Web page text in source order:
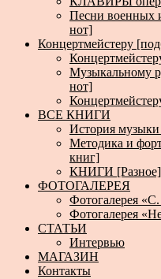
Песни военных
нот]
Концертмейстеру
Музыкальному
нот]
ВСЕ КНИГИ
История
Методика и
книг]
КНИГИ [Разное]
ФОТОГАЛЕРЕЯ
Фотогалерея
Фотогалерея
СТАТЬИ
Интервью
МАГАЗИН
Контакты